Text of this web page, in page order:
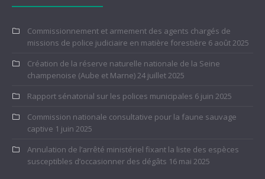
Commissionnement et armement des agents chargés de
missions de police judiciaire en matière forestière 6 août 2025
Création de la réserve naturelle nationale de la Seine
champenoise (Aube et Marne)24 juillet 2025
Rapport sénatorial sur les polices municipales 6 juin 2025
Commission nationale consultative pour la faune sauvage
captive 1 juin 2025
Annulation de l’arrêté ministériel fixant la liste des espèces
susceptibles d’occasionner des dégâts 16 mai 2025